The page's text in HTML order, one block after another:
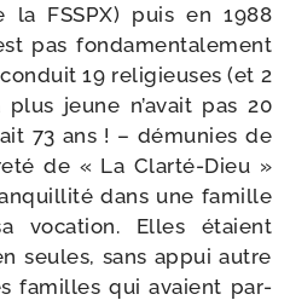
la FSSPX) puis en 1988
pas fon­da­men­ta­le­ment
19 reli­gieuses (et 2
jeune n’avait pas 20
73 ans ! – dému­nies de
de « La Clarté-​Dieu »
dans une famille
voca­tion. Elles étaient
seules, sans appui autre
familles qui avaient par­